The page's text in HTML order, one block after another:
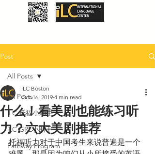
Post
All Posts
iLC 托福小助手
iLC GRE小助手
Pathway Program
All Posts
什么！看美剧也能练习听
力？六大美剧推荐
iLC Boston
Oct 16, 2019 4 min read
托福听力对于中国考生来说普遍是一个